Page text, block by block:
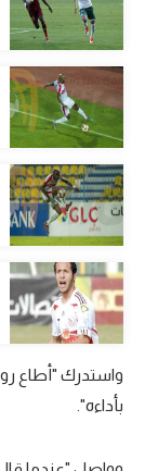
في المونديال
رياضة نسائية
آسيا
أمريكا
ركن الألعاب
أقسام خاصة
Gamers
تحقيق في الجول
واستدرك "أطاع
بأداءه".